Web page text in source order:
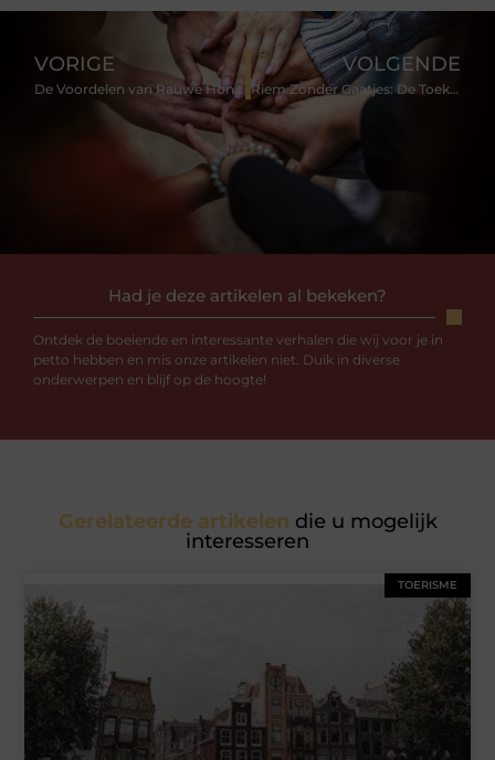
Had je deze artikelen al bekeken?
Ontdek de boeiende en interessante verhalen die wij voor je in
petto hebben en mis onze artikelen niet. Duik in diverse
onderwerpen en blijf op de hoogte!
VORIGE
De Voordelen van Rauwe Honing en Hoe Je De Beste Honing Kunt Kopen
VOLGENDE
Riem Zonder Gaatjes: De Toekomst van Riemen
Gerelateerde artikelen die u mogelijk
interesseren
TOERISME